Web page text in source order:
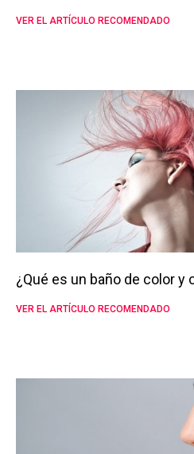
VER EL ARTÍCULO RECOMENDADO
¿Qué es un baño de color y
VER EL ARTÍCULO RECOMENDADO